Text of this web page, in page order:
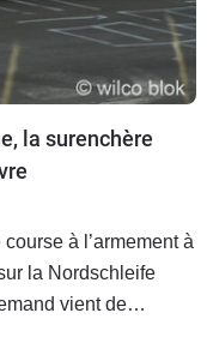
la surenchère
à l’armement à
la Nordschleife
vient de